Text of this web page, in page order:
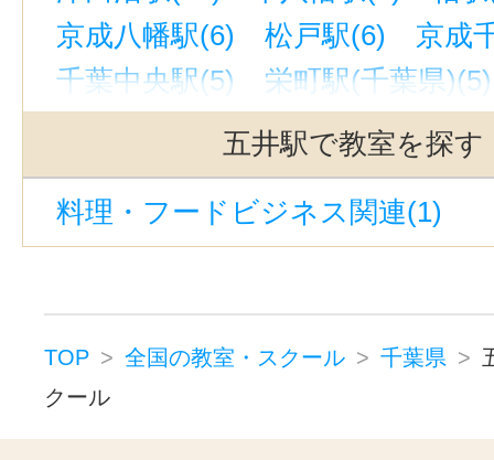
京成八幡駅(6)
松戸駅(6)
京成
千葉中央駅(5)
栄町駅(千葉県)(5)
葭川公園駅(5)
京成津田沼駅(4)
市川駅(4)
新津田沼駅(3)
幕張
浦安駅(千葉)(3)
京成幕張本郷駅
市川真間駅(2)
蘇我駅(2)
京成
新浦安駅(2)
市川大野駅(2)
成
国府台駅(1)
八千代緑が丘駅(1)
南流山駅(1)
五井駅で教室を探す
料理・フードビジネス関連(1)
TOP 全国の教室・スクール 千葉県
クール